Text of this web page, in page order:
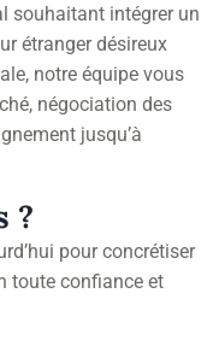
souhaitant intégrer un
étranger désireux
notre équipe vous
négociation des
jusqu’à
?
pour concrétiser
toute confiance et